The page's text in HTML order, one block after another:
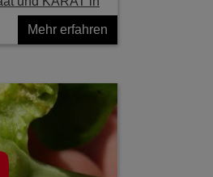
Mehr erfahren